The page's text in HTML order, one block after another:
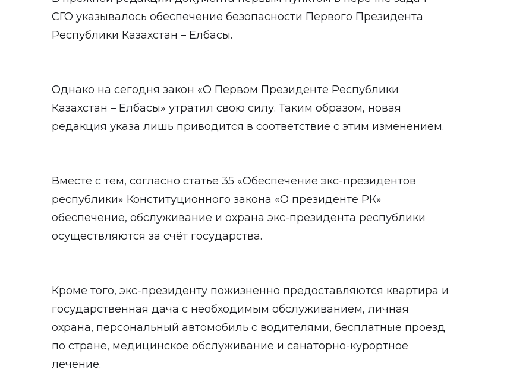
СГО указывалось обеспечение безопасности Первого Президента
Республики Казахстан – Елбасы.
Однако на сегодня закон «О Первом Президенте Республики
Казахстан – Елбасы» утратил свою силу. Таким образом, новая
редакция указа лишь приводится в соответствие с этим изменением.
Вместе с тем, согласно статье 35 «Обеспечение экс-президентов
республики» Конституционного закона «О президенте РК»
обеспечение, обслуживание и охрана экс-президента республики
осуществляются за счёт государства.
Кроме того, экс-президенту пожизненно предоставляются квартира и
государственная дача с необходимым обслуживанием, личная
охрана, персональный автомобиль с водителями, бесплатные проезд
по стране, медицинское обслуживание и санаторно-курортное
лечение.